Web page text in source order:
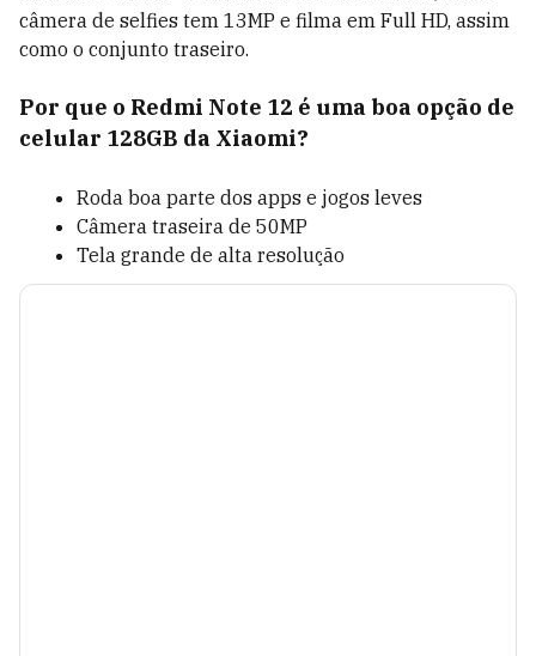
câmera de selfies tem 13MP e filma em Full HD, assim
como o conjunto traseiro.
Por que o Redmi Note 12 é uma boa opção de
celular 128GB da Xiaomi?
Roda boa parte dos apps e jogos leves
Câmera traseira de 50MP
Tela grande de alta resolução